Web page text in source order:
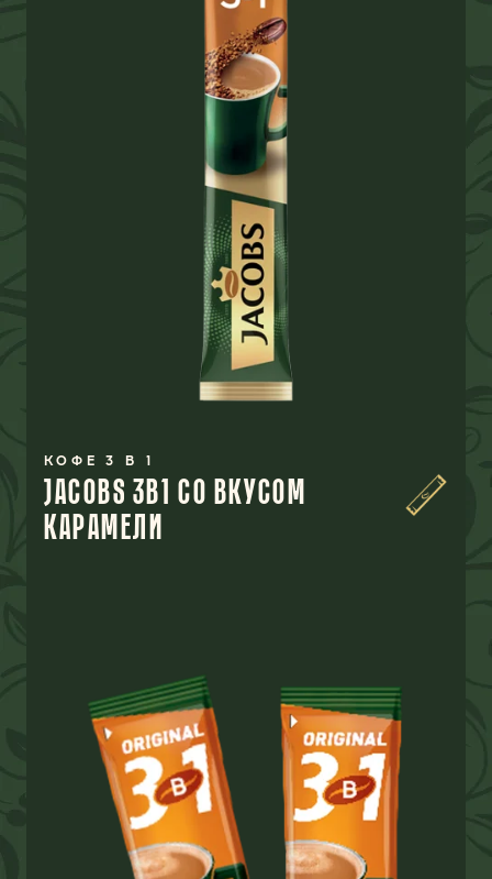
КОФЕ 3 В 1
JACOBS 3В1 СО ВКУСОМ
КАРАМЕЛИ